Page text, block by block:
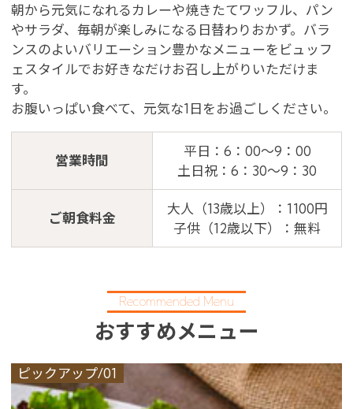
朝から元気になれるカレーや焼きたてワッフル、パン
やサラダ、毎朝が楽しみになる日替わりおかず。バラ
ンスのよいバリエーション豊かなメニューをビュッフ
ェスタイルでお好きなだけお召し上がりいただけま
す。
お腹いっぱい食べて、元気な1日をお過ごしください。
営業時間
平日：6：00～9：00
土日祝：6：30～9：30
ご朝食料金
大人（13歳以上）：1100円
子供（12歳以下）：無料
Recommended Menu
おすすめメニュー
ピックアップ/01